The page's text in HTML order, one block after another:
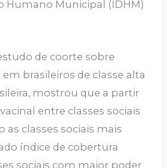
Humano Municipal (IDHM)
de coorte sobre
brasileiros de classe alta
mostrou que a partir
entre classes sociais
as classes sociais mais
índice de cobertura
sociais com maior poder